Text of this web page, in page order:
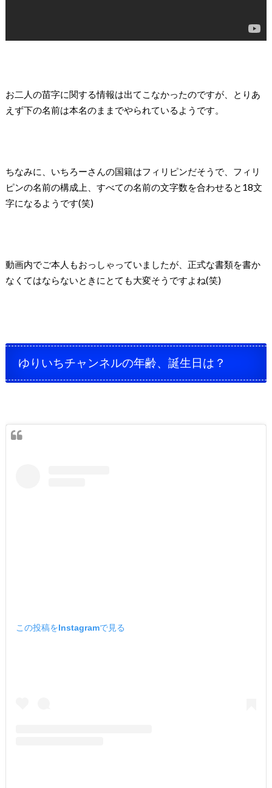
お二人の苗字に関する情報は出てこなかったのですが、とりあ
えず下の名前は本名のままでやられているようです。
ちなみに、いちろーさんの国籍はフィリピンだそうで、フィリ
ピンの名前の構成上、すべての名前の文字数を合わせると18文
字になるようです(笑)
動画内でご本人もおっしゃっていましたが、正式な書類を書か
なくてはならないときにとても大変そうですよね(笑)
ゆりいちチャンネルの年齢、誕生日は？
この投稿をInstagramで見る